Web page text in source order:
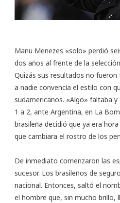
Manu Menezes «solo» perdió
dos años al frente de la
Quizás sus resultados no
a nadie convencía el estilo con
sudamericanos. «Algo» faltaba
1 a 2, ante Argentina, en La
brasileña decidió que ya era
que cambiara el rostro de los
De inmediato comenzaron las
sucesor. Los brasileños de
nacional. Entonces, saltó el
el hombre que, sin mucho brillo,